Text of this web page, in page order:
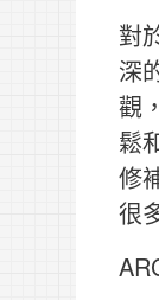
對
深
觀
鬆
修
很